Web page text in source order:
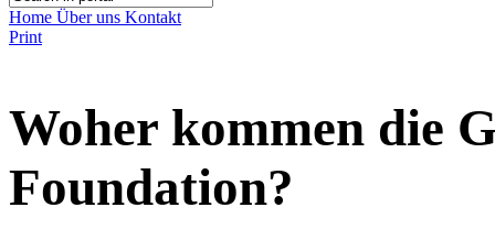
Home Über uns Kontakt
Print
Woher kommen die
Foundation?